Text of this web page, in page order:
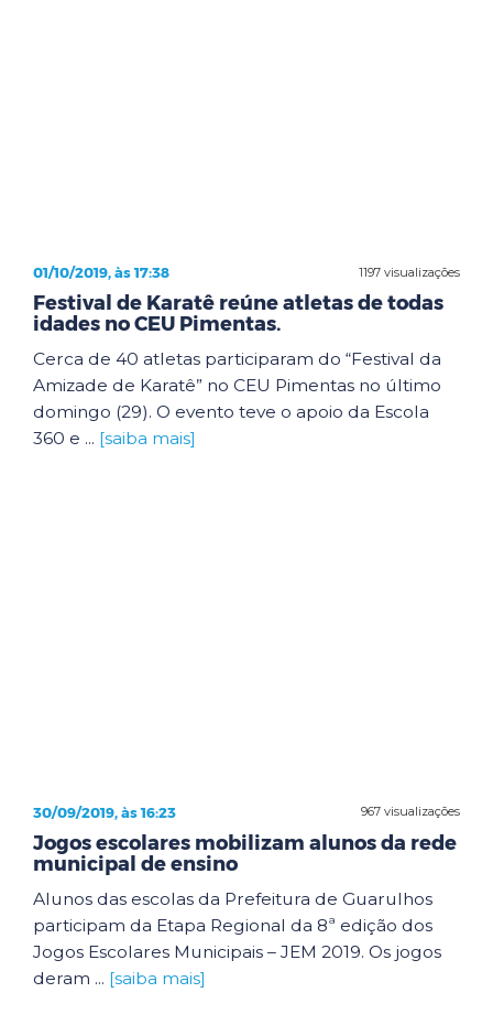
1197 visualizações
01/10/2019, às 17:38
Festival de Karatê reúne atletas de todas
idades no CEU Pimentas.
Cerca de 40 atletas participaram do “Festival da
Amizade de Karatê” no CEU Pimentas no último
domingo (29). O evento teve o apoio da Escola
360 e ... [saiba mais]
967 visualizações
30/09/2019, às 16:23
Jogos escolares mobilizam alunos da rede
municipal de ensino
Alunos das escolas da Prefeitura de Guarulhos
participam da Etapa Regional da 8ª edição dos
Jogos Escolares Municipais – JEM 2019. Os jogos
deram ... [saiba mais]